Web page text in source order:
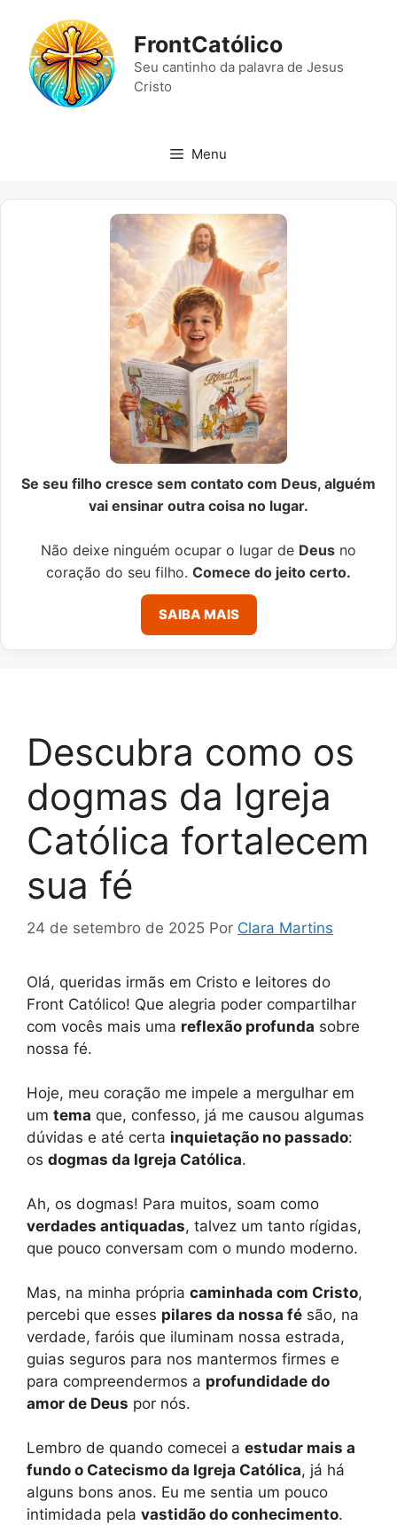
conteúdo
FrontCatólico
Seu cantinho da palavra de Jesus
Cristo
Menu
Se seu filho cresce sem contato com Deus, alguém
vai ensinar outra coisa no lugar.
Não deixe ninguém ocupar o lugar de Deus no
coração do seu filho. Comece do jeito certo.
SAIBA MAIS
Descubra como os
dogmas da Igreja
Católica fortalecem
sua fé
24 de setembro de 2025 Por Clara Martins
Olá, queridas irmãs em Cristo e leitores do
Front Católico! Que alegria poder compartilhar
com vocês mais uma reflexão profunda sobre
nossa fé.
Hoje, meu coração me impele a mergulhar em
um tema que, confesso, já me causou algumas
dúvidas e até certa inquietação no passado:
os dogmas da Igreja Católica.
Ah, os dogmas! Para muitos, soam como
verdades antiquadas, talvez um tanto rígidas,
que pouco conversam com o mundo moderno.
Mas, na minha própria caminhada com Cristo,
percebi que esses pilares da nossa fé são, na
verdade, faróis que iluminam nossa estrada,
guias seguros para nos mantermos firmes e
para compreendermos a profundidade do
amor de Deus por nós.
Lembro de quando comecei a estudar mais a
fundo o Catecismo da Igreja Católica, já há
alguns bons anos. Eu me sentia um pouco
intimidada pela vastidão do conhecimento.